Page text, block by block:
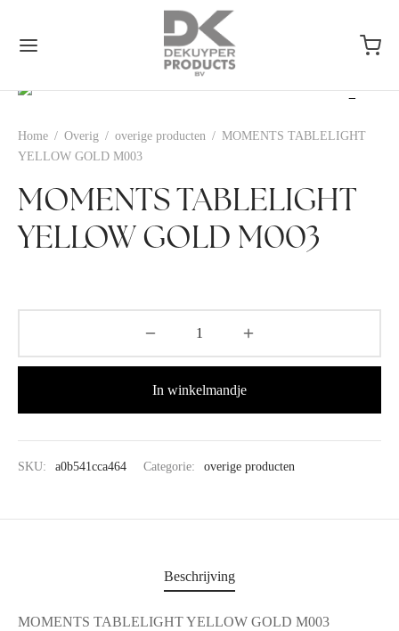
Home / Overig / overige producten / MOMENTS TABLELIGHT
YELLOW GOLD M003
MOMENTS TABLELIGHT
YELLOW GOLD M003
In winkelmandje
SKU: a0b541cca464 Categorie: overige producten
Beschrijving
MOMENTS TABLELIGHT YELLOW GOLD M003